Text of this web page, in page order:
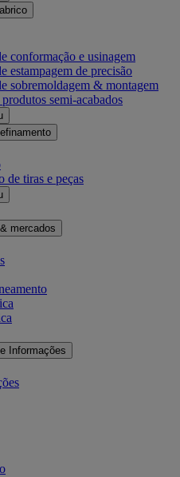
conformação e usinagem
estampagem de precisão
sobremoldagem & montagem
semi-acabados
de tiras e peças
mercados
Informações